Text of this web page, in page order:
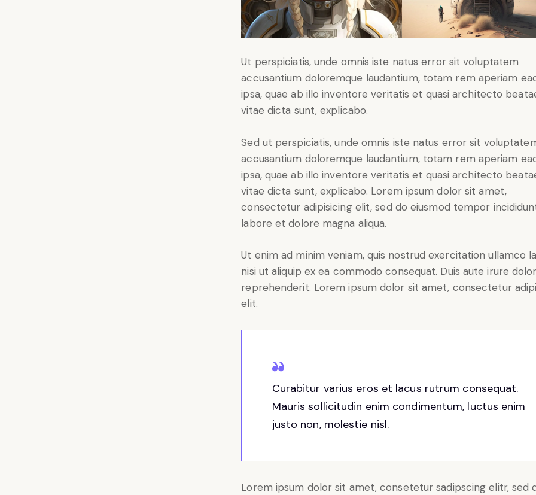
Ut perspiciatis, unde omnis iste natus error sit voluptatem
accusantium doloremque laudantium, totam rem aperiam
ipsa, quae ab illo inventore veritatis et quasi architecto
vitae dicta sunt, explicabo.
Sed ut perspiciatis, unde omnis iste natus error sit
accusantium doloremque laudantium, totam rem aperiam
ipsa, quae ab illo inventore veritatis et quasi architecto
vitae dicta sunt, explicabo. Lorem ipsum dolor sit amet,
consectetur adipisicing elit, sed do eiusmod tempor
labore et dolore magna aliqua.
Ut enim ad minim veniam, quis nostrud exercitation ullamco
nisi ut aliquip ex ea commodo consequat. Duis aute irure
reprehenderit. Lorem ipsum dolor sit amet, consectetur
elit.
Curabitur varius eros et lacus rutrum consequat.
Mauris sollicitudin enim condimentum, luctus enim
justo non, molestie nisl.
Lorem ipsum dolor sit amet, consetetur sadipscing elitr, sed